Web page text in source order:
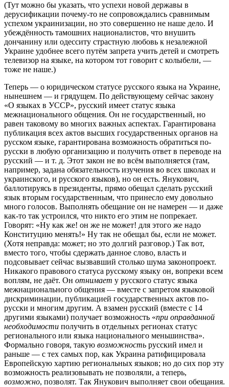
(Тут можно бы указать, что успехи новой державы в
дерусификации почему-то не сопровождались сравнимым
успехом украинизации, но это совершенно не наше дело. И
убеждённость тамошних националистов, что внушить
дончанину или одесситу страстную любовь к незалежной
Украине удобнее всего путём запрета учить детей и смотреть
телевизор на языке, на котором тот говорит с колыбели, —
тоже не наше.)
Теперь — о юридическом статусе русского языка на Украине,
нынешнем — и грядущем. По действующему сейчас закону
«О языках в УССР», русский имеет статус языка
межнационального общения. Он не государственный, но
равен таковому во многих важных аспектах. Гарантирована
публикация всех актов высших государственных органов на
русском языке, гарантирована возможность обратиться по-
русски в любую организацию и получить ответ в переводе на
русский — и т. д. Этот закон не во всём выполняется (там,
например, задана обязательность изучения во всех школах и
украинского, и русского языков), но он есть. Янукович,
баллотируясь в президенты, прямо обещал сделать русский
язык вторым государственным, что принесло ему довольно
много голосов. Выполнять обещание он не намерен — и даже
как-то так устроился, что никто его этим не попрекает.
Говорят: «Ну как же! он же не может! для этого же надо
Конституцию менять!» Ну так не обещал бы, если не может.
(Хотя неправда: может; но это долгий разговор.) Так вот,
вместо того, чтобы сдержать данное слово, власть и
подсовывает сейчас вызвавший столько шума законопроект.
Никакого правового статуса русскому языку он, вопреки всем
воплям, не даёт. Он отнимает у русского статус языка
межнационального общения — вместе с запретом языковой
дискриминации, публикацией государственных актов по-
русски и многим другим. А взамен русский (вместе с 14
другими языками) получает возможность «при оправданной
необходимости получить в отдельных регионах статус
регионального или языка национального меньшинства».
Формально говоря, такую возможность русский имел и
раньше — с тех самых пор, как Украина ратифицировала
Европейскую хартию региональных языков; но до сих пор эту
возможность реализовывать не позволяли, а теперь,
возможно, позволят. Так Янукович выполняет свои обещания.